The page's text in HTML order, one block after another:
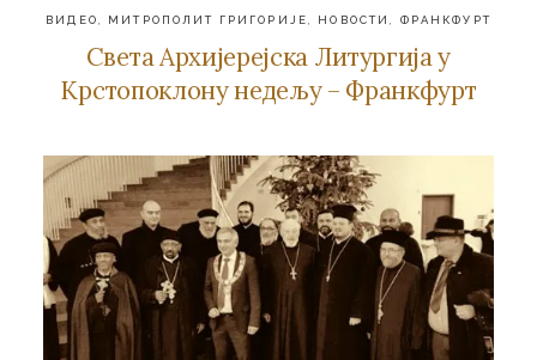
ВИДЕО МИТРОПОЛИТ ГРИГОРИЈЕ НОВОСТИ ФРАНКФУРТ
Света Архијерејска Литургија у
Крстопоклону недељу – Франкфурт